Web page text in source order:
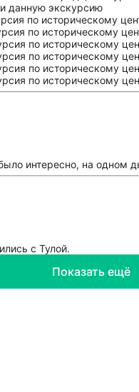
данную экскурсию
интересно, на одном
с Тулой.
Показать ещё